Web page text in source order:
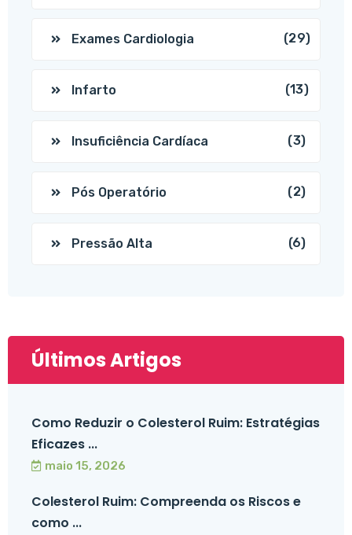
Exames Cardiologia (29)
Infarto (13)
Insuficiência Cardíaca (3)
Pós Operatório (2)
Pressão Alta (6)
Últimos Artigos
Como Reduzir o Colesterol Ruim: Estratégias
Eficazes ...
maio 15, 2026
Colesterol Ruim: Compreenda os Riscos e
como ...